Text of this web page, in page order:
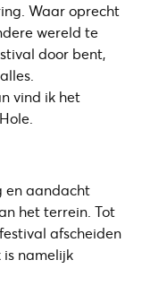
Waar oprecht
wereld te
door bent,
vind ik het
en aandacht
het terrein. Tot
afscheiden
namelijk